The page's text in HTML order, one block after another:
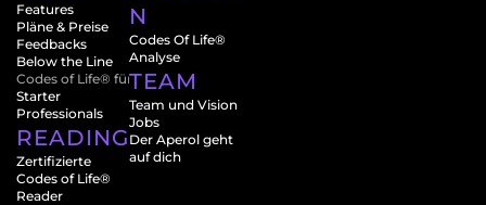
Features
Pläne & Preise
Feedbacks
Below the Line
Codes of Life® für
Starter
Professionals
READINGS
Zertifizierte
Codes of Life®
Reader
N
Codes Of Life®
Analyse
TEAM
Team und Vision
Jobs
Der Aperol geht
auf dich